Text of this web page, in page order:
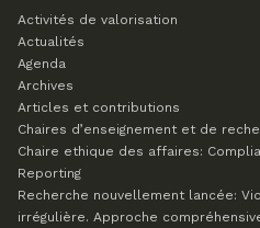
Activités de valorisation
Actualités
Agenda
Archives
Articles et contributions
Chaires d’enseignement et de
Chaire ethique des affaires:
Reporting
Recherche nouvellement lancée:
irrégulière. Approche